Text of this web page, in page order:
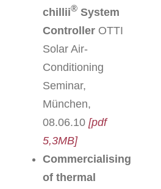
chillii® System
Controller OTTI
Solar Air-
Conditioning
Seminar,
München,
08.06.10 [pdf
5,3MB]
Commercialising
of thermal